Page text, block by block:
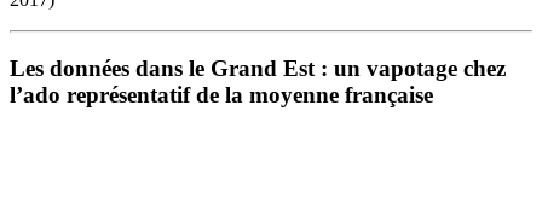
Les données dans le Grand Est : un vapotage chez
l’ado représentatif de la moyenne française